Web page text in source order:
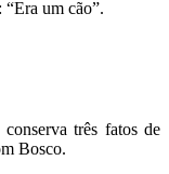
um cão”.
três fatos de
Bosco.